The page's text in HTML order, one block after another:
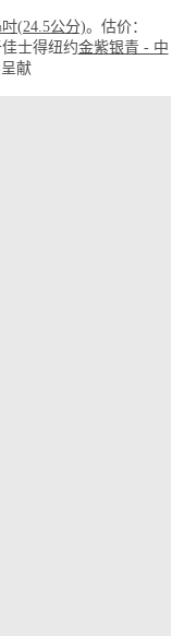
(24.5公分)。估价：
佳士得纽约金紫银青 - 中
献